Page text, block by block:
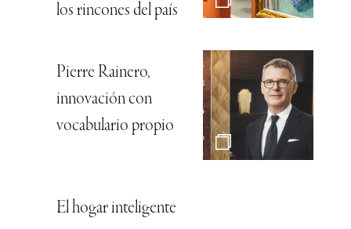
los rincones del país
Pierre Rainero,
innovación con
vocabulario propio
El hogar inteligente